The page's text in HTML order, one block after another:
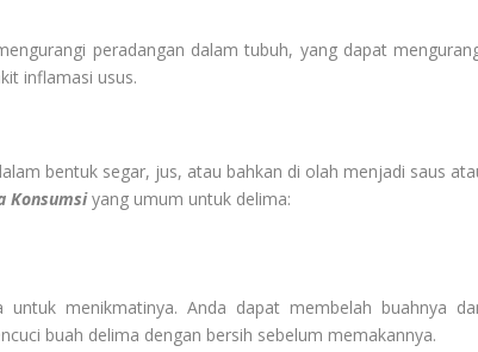
peradangan dalam tubuh, yang dapat
inflamasi usus.
bentuk segar, jus, atau bahkan di olah menjadi saus
Konsumsi yang umum untuk delima:
menikmatinya. Anda dapat membelah buahnya
buah delima dengan bersih sebelum memakannya.